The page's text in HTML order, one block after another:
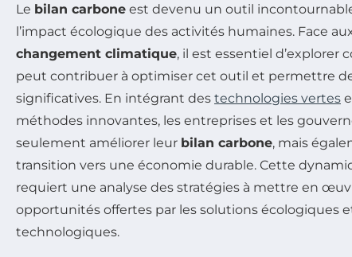
Le bilan carbone est devenu un outil
l’impact écologique des activités humaines. Face
changement climatique, il est essentiel d’explorer
peut contribuer à optimiser cet outil et permettre
significatives. En intégrant des technologies vertes
méthodes innovantes, les entreprises et les
seulement améliorer leur bilan carbone, mais
transition vers une économie durable. Cette
requiert une analyse des stratégies à mettre en
opportunités offertes par les solutions écologiques
technologiques.